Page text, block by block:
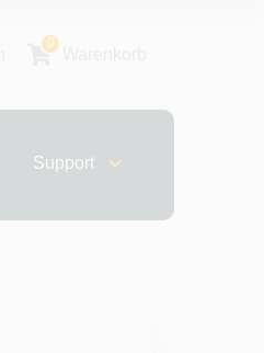
0
Support